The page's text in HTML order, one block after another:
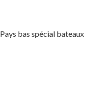
Pays bas spécial bateaux